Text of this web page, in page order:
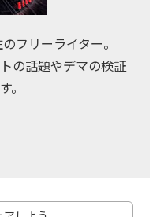
フリーライター。
の話題やデマの検証
。